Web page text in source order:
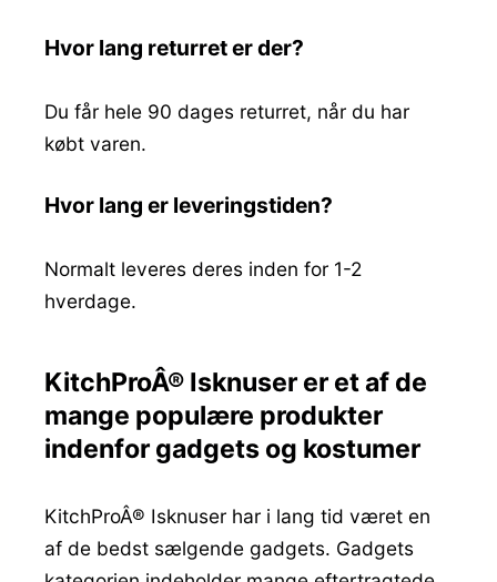
Hvor lang returret er der?
Du får hele 90 dages returret, når du har
købt varen.
Hvor lang er leveringstiden?
Normalt leveres deres inden for 1-2
hverdage.
KitchProÂ® Isknuser er et af de
mange populære produkter
indenfor gadgets og kostumer
KitchProÂ® Isknuser har i lang tid været en
af de bedst sælgende gadgets. Gadgets